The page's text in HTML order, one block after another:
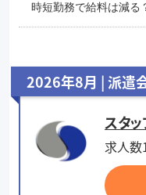
時短勤務で給料は減る
2026年8月 | 派遣
スタ
求人数